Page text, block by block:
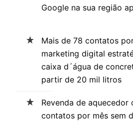
Google na sua região
Mais de 78 contatos
marketing digital
caixa d´água de
partir de 20 mil litros
Revenda de aquecedor
contatos por mês sem